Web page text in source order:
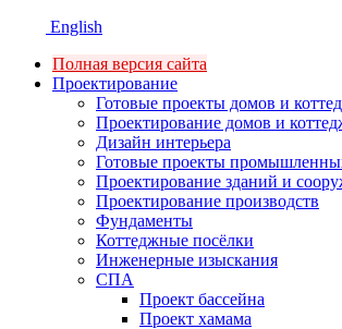
English
Полная версия сайта
Проектирование
Готовые проекты домов и
Проектирование домов и
Дизайн интерьера
Готовые проекты
Проектирование зданий и
Проектирование производств
Фундаменты
Коттеджные посёлки
Инженерные изыскания
СПА
Проект бассейна
Проект хамама